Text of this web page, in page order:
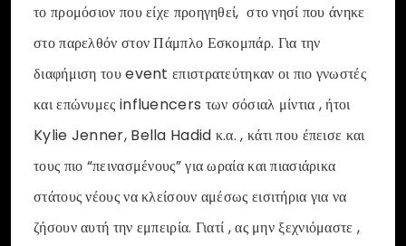
το προμόσιον που είχε προηγηθεί, στο νησί που άνηκε
στο παρελθόν στον Πάμπλο Εσκομπάρ. Για την
διαφήμιση του event επιστρατεύτηκαν οι πιο γνωστές
και επώνυμες influencers των σόσιαλ μίντια , ήτοι
Kylie Jenner, Bella Hadid κ.α. , κάτι που έπεισε και
τους πιο “πεινασμένους” για ωραία και πιασιάρικα
στάτους νέους να κλείσουν αμέσως εισιτήρια για να
ζήσουν αυτή την εμπειρία. Γιατί , ας μην ξεχνιόμαστε ,